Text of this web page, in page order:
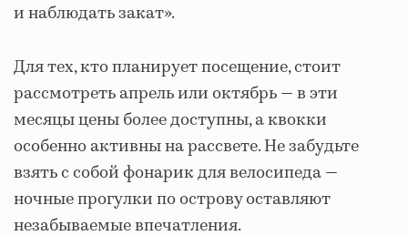
и наблюдать закат».
Для тех, кто планирует посещение, стоит
рассмотреть апрель или октябрь — в эти
месяцы цены более доступны, а квокки
особенно активны на рассвете. Не забудьте
взять с собой фонарик для велосипеда —
ночные прогулки по острову оставляют
незабываемые впечатления.